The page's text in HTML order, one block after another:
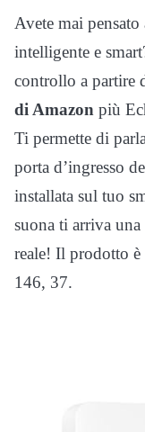
Avete mai
intelligente e
controllo a partire
di Amazon più
Ti permette di
porta d’ingresso
installata sul tuo
suona ti arriva
reale! Il prodotto
146, 37.